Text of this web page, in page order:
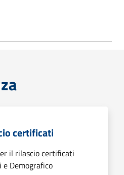
certificati
il rilascio certificati
Demografico